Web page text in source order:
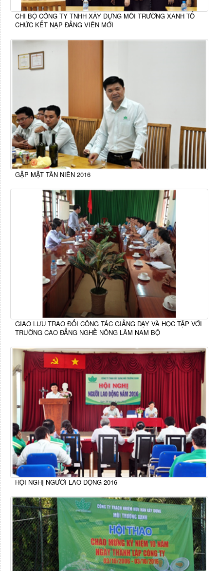
CHI BỘ CÔNG TY TNHH XÂY DỰNG MÔI TRƯỜNG XANH TỔ
CHỨC KẾT NẠP ĐẢNG VIÊN MỚI
GẶP MẶT TÂN NIÊN 2016
GIAO LƯU TRAO ĐỔI CÔNG TÁC GIẢNG DẠY VÀ HỌC TẬP VỚI
TRƯỜNG CAO ĐẲNG NGHỀ NÔNG LÂM NAM BỘ
HỘI NGHỊ NGƯỜI LAO ĐỘNG 2016